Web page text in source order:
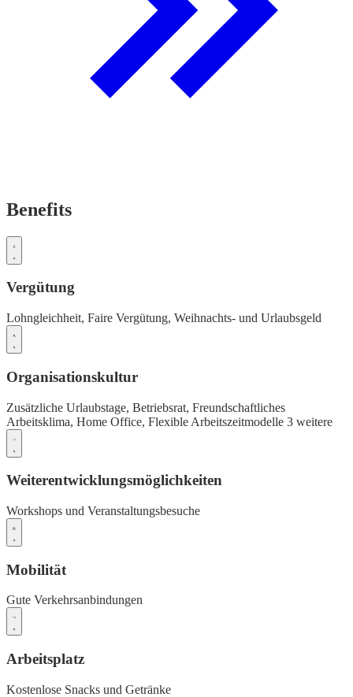
Benefits
Vergütung
Lohngleichheit, Faire Vergütung, Weihnachts- und Urlaubsgeld
Organisationskultur
Zusätzliche Urlaubstage, Betriebsrat, Freundschaftliches
Arbeitsklima, Home Office, Flexible Arbeitszeitmodelle 3 weitere
Weiterentwicklungsmöglichkeiten
Workshops und Veranstaltungsbesuche
Mobilität
Gute Verkehrsanbindungen
Arbeitsplatz
Kostenlose Snacks und Getränke